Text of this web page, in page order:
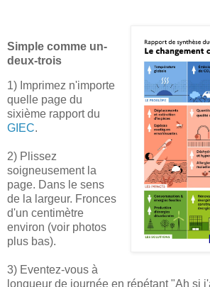
Simple comme un-
deux-trois
1) Imprimez n'importe
quelle page du
sixième rapport du
GIEC.
2) Plissez
soigneusement la
page. Dans le sens
de la largeur. Fronces
d'un centimètre
environ (voir photos
plus bas).
3) Eventez-vous à
longueur de journée en répétant "Ah si